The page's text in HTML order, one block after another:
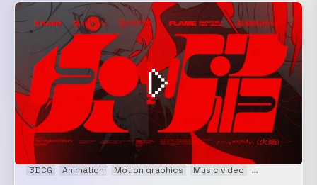
3DCG Animation Motion graphics Music video Original